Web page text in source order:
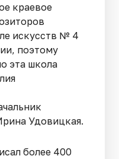
краевое
искусств № 4
поэтому
эта школа
Удовицкая.
более 400